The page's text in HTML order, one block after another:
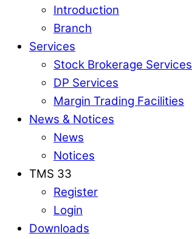
Introduction
Branch
Services
Stock Brokerage Services
DP Services
Margin Trading Facilities
News & Notices
News
Notices
TMS 33
Register
Login
Downloads